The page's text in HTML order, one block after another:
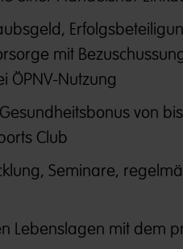
mit
ÖPNV-Nutzung
von
Club
Seminare,
Lebenslagen mit dem